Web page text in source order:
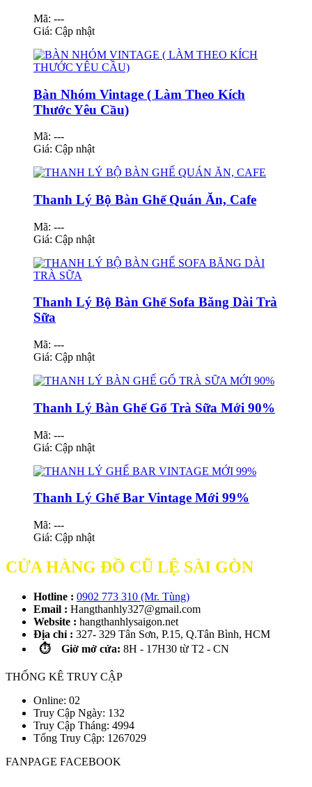
Mã: ---
Giá: Cập nhật
Bàn Nhóm Vintage ( Làm Theo Kích
Thước Yêu Cầu)
Mã: ---
Giá: Cập nhật
Thanh Lý Bộ Bàn Ghế Quán Ăn, Cafe
Mã: ---
Giá: Cập nhật
Thanh Lý Bộ Bàn Ghế Sofa Băng Dài Trà
Sữa
Mã: ---
Giá: Cập nhật
Thanh Lý Bàn Ghế Gổ Trà Sữa Mới 90%
Mã: ---
Giá: Cập nhật
Thanh Lý Ghế Bar Vintage Mới 99%
Mã: ---
Giá: Cập nhật
CỬA HÀNG ĐỒ CŨ LỆ SÀI GÒN
Hotline : 0902 773 310 (Mr. Tùng)
Email : Hangthanhly327@gmail.com
Website : hangthanhlysaigon.net
Địa chỉ : 327- 329 Tân Sơn, P.15, Q.Tân Bình, HCM
⏱️ Giờ mở cửa: 8H - 17H30 từ T2 - CN
THỐNG KÊ TRUY CẬP
Online: 02
Truy Cập Ngày: 132
Truy Cập Tháng: 4994
Tổng Truy Cập: 1 267029
FANPAGE FACEBOOK